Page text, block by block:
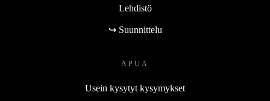
Lehdistö
↪ Suunnittelu
APUA
Usein kysytyt kysymykset